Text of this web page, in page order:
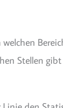
Stellen